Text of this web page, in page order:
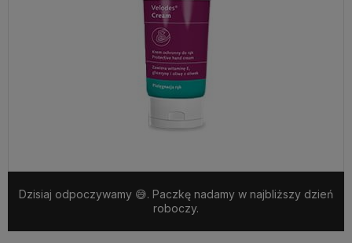
Dzisiaj odpoczywamy 😅. Paczkę nadamy w najbliższy dzień
roboczy.